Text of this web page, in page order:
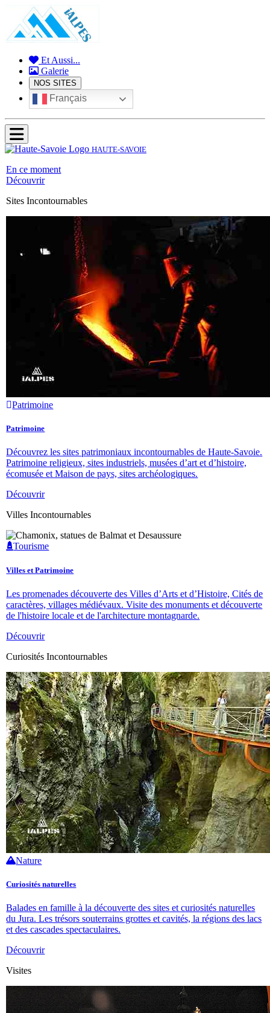
Et Aussi...
Galerie
NOS SITES
Français
HAUTE-SAVOIE
En ce moment
Découvrir
Sites Incontournables
Patrimoine
Patrimoine
Découvrez les sites patrimoniaux incontournables de Haute-Savoie.
Patrimoine religieux, sites industriels, musées d’art et d’histoire,
écomusée et Maison de pays, sites archéologiques.
Découvrir
Villes Incontournables
Tourisme
Villes et Patrimoine
Les promenades découverte des Villes d’Arts et d’Histoire, Cités de
caractères, villages médiévaux. Visite des monuments et découverte
de l'histoire locale et de l'architecture montagnarde.
Découvrir
Curiosités Incontournables
Nature
Curiosités naturelles
Balades en famille à la découverte des sites et curiosités naturelles
du Jura. Les trésors souterrains grottes et cavités, la régions des lacs
et des cascades spectaculaires.
Découvrir
Visites